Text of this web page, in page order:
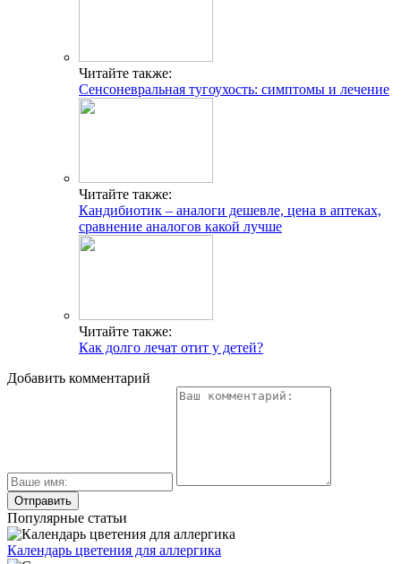
Читайте также:
Сенсоневральная тугоухость: симптомы и лечение
Читайте также:
Кандибиотик – аналоги дешевле, цена в аптеках,
сравнение аналогов какой лучше
Читайте также:
Как долго лечат отит у детей?
Добавить комментарий
Популярные статьи
Календарь цветения для аллергика